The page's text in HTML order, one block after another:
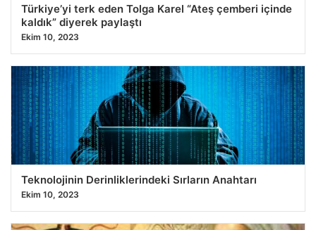
Türkiye’yi terk eden Tolga Karel “Ateş çemberi içinde
kaldık” diyerek paylaştı
Ekim 10, 2023
Teknolojinin Derinliklerindeki Sırların Anahtarı
Ekim 10, 2023